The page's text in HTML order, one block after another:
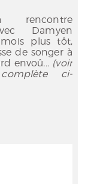
rencontre
Damyen
plus tôt,
de songer à
envoû... (voir
ci-